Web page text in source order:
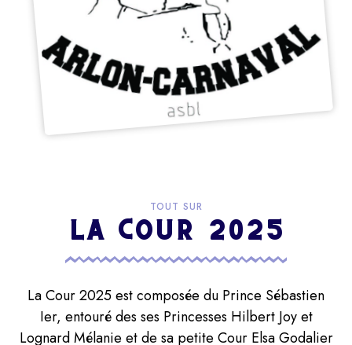
TOUT SUR
LA COUR 2025
La Cour 2025 est composée du Prince Sébastien
Ier, entouré des ses Princesses Hilbert Joy et
Lognard Mélanie et de sa petite Cour Elsa Godalier